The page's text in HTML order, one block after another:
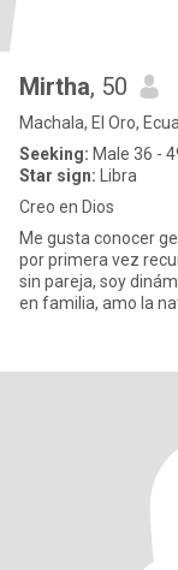
Mirtha, 50
Machala, El Oro,
Seeking: Male 36 -
Star sign: Libra
Creo en Dios
Me gusta conocer
por primera vez
sin pareja, soy
en familia, amo la